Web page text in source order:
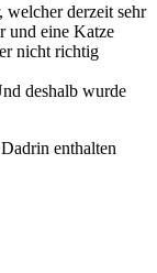
welcher derzeit sehr
und eine Katze
nicht richtig
deshalb wurde
enthalten